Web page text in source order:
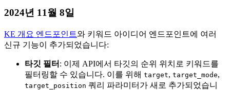
2024년 11월 8일
KE 개요 엔드포인트와 키워드 아이디어 엔드포인트에 여러
신규 기능이 추가되었습니다:
타깃 필터 : 이제 API에서 타깃의 순위 위치로 키워드를
필터링할 수 있습니다. 이를 위해 target, target_mode,
target_position 쿼리 파라미터가 새로 추가되었습니